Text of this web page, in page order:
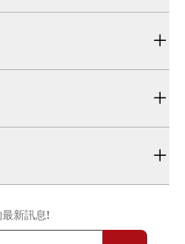
新訊息!